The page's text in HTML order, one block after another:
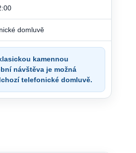
domluvě
kamennou
návštěva je možná
telefonické domluvě.